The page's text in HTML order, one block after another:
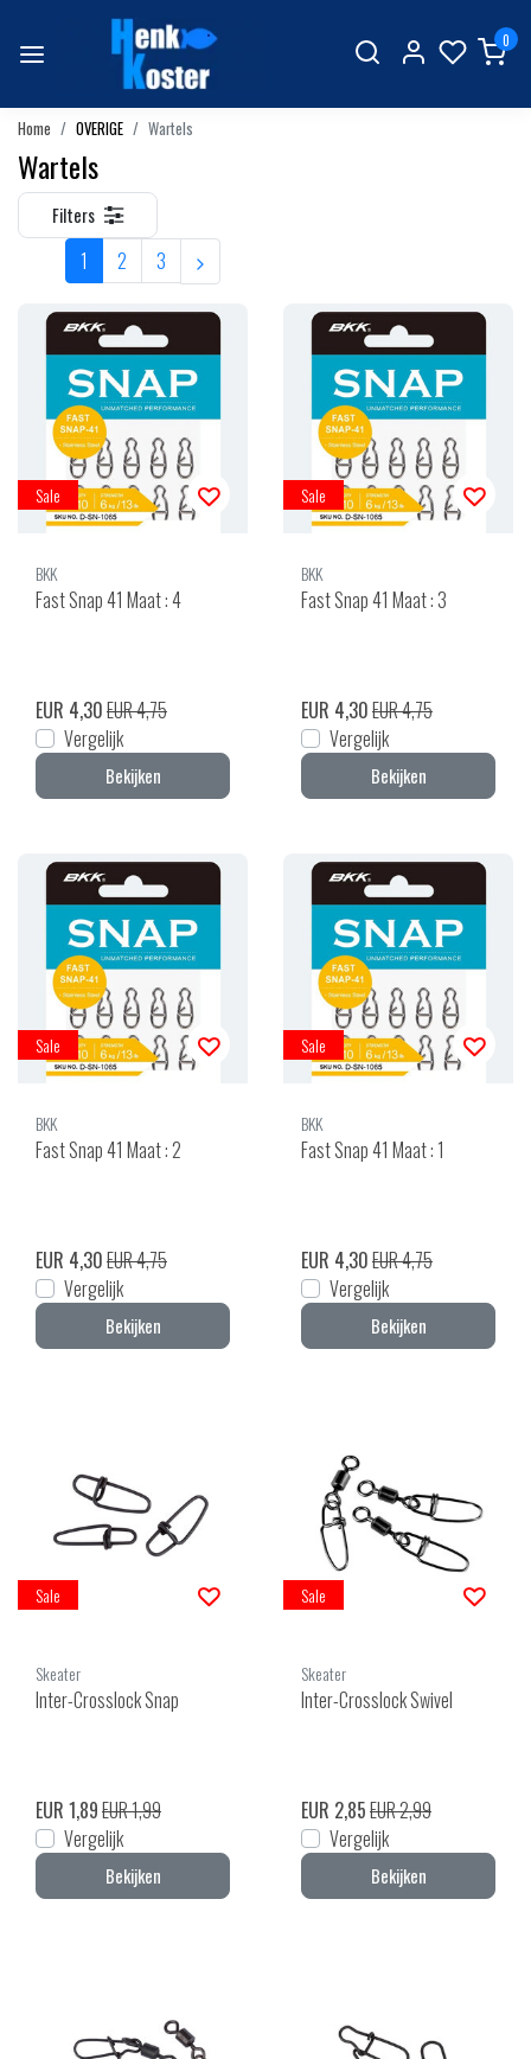
0
Home OVERIGE Wartels
Wartels
Filters
1 2 3
Sale
BKK
Fast Snap 41 Maat : 4
EUR 4,30EUR 4,75
Vergelijk
Bekijken
Sale
BKK
Fast Snap 41 Maat : 3
EUR 4,30EUR 4,75
Vergelijk
Bekijken
Sale
BKK
Fast Snap 41 Maat : 2
EUR 4,30EUR 4,75
Vergelijk
Bekijken
Sale
BKK
Fast Snap 41 Maat : 1
EUR 4,30EUR 4,75
Vergelijk
Bekijken
Sale
Skeater
Inter-Crosslock Snap
EUR 1,89EUR 1,99
Vergelijk
Bekijken
Sale
Skeater
Inter-Crosslock Swivel
EUR 2,85EUR 2,99
Vergelijk
Bekijken